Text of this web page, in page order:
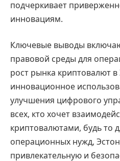
подчеркивает
инновациям.
Ключевые выводы
правовой среды для
рост рынка криптовалют
инновационное
улучшения цифрового
всех, кто хочет
криптовалютами, будь то
операционных нужд,
привлекательную и